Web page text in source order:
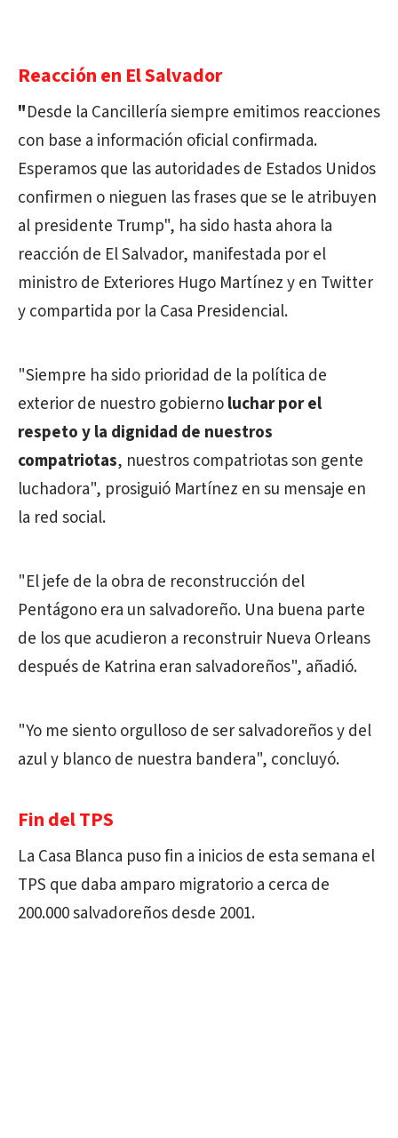
Reacción en El Salvador
"Desde la Cancillería siempre emitimos reacciones
con base a información oficial confirmada.
Esperamos que las autoridades de Estados Unidos
confirmen o nieguen las frases que se le atribuyen
al presidente Trump", ha sido hasta ahora la
reacción de El Salvador, manifestada por el
ministro de Exteriores Hugo Martínez y en Twitter
y compartida por la Casa Presidencial.
"Siempre ha sido prioridad de la política de
exterior de nuestro gobiernoluchar por el
respeto y la dignidad de nuestros
compatriotas, nuestros compatriotas son gente
luchadora", prosiguió Martínez en su mensaje en
la red social.
"El jefe de la obra de reconstrucción del
Pentágono era un salvadoreño. Una buena parte
de los que acudieron a reconstruir Nueva Orleans
después de Katrina eran salvadoreños", añadió.
"Yo me siento orgulloso de ser salvadoreños y del
azul y blanco de nuestra bandera", concluyó.
Fin del TPS
La Casa Blanca puso fin a inicios de esta semana el
TPS que daba amparo migratorio a cerca de
200.000 salvadoreños desde 2001.